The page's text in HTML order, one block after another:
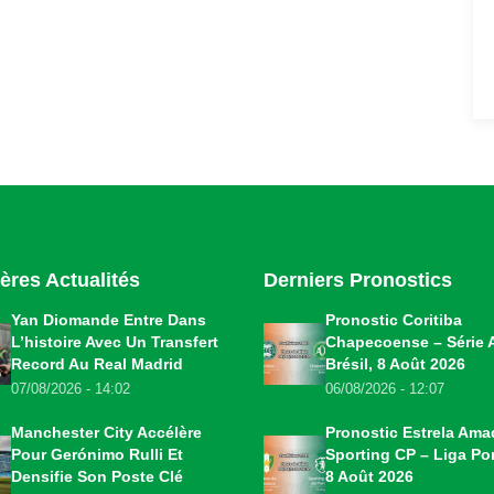
Actualités
Yan Diomande Entre Dans
L’histoire Avec Un Transfert
Record Au Real Madrid
07/08/2026 - 14:02
Manchester City Accélère
Pour Gerónimo Rulli Et
Densifie Son Poste Clé
Derniers Pronostics
Pronostic Coritiba
Chapecoense – Série
Brésil, 8 Août 2026
06/08/2026 - 12:07
Pronostic Estrela
Sporting CP – Liga
8 Août 2026